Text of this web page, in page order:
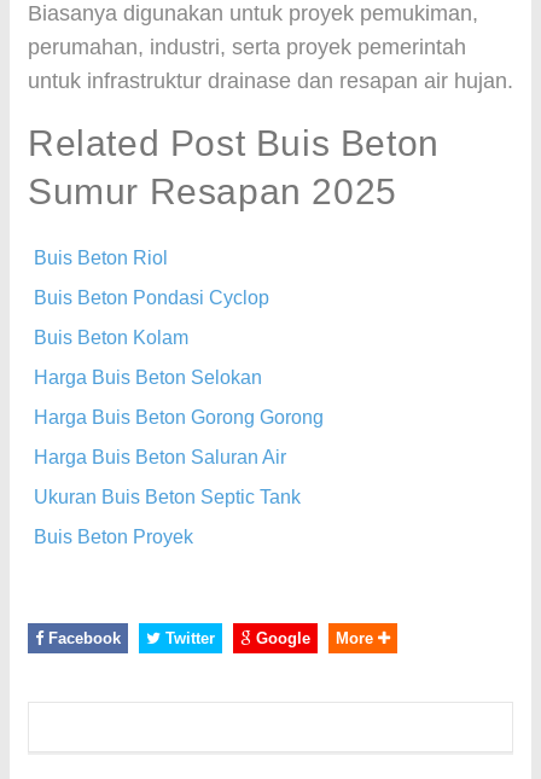
Biasanya digunakan untuk proyek pemukiman,
perumahan, industri, serta proyek pemerintah
untuk infrastruktur drainase dan resapan air hujan.
Related Post Buis Beton
Sumur Resapan 2025
Buis Beton Riol
Buis Beton Pondasi Cyclop
Buis Beton Kolam
Harga Buis Beton Selokan
Harga Buis Beton Gorong Gorong
Harga Buis Beton Saluran Air
Ukuran Buis Beton Septic Tank
Buis Beton Proyek
Facebook Twitter Google More